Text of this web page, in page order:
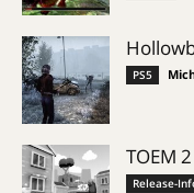
PS5
TOEM
Release-